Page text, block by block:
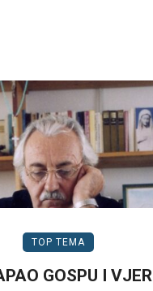
TOP TEMA
GOSPU I